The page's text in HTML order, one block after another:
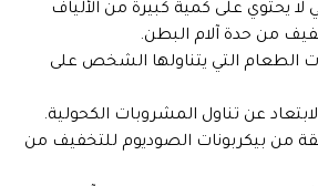
يحتوي على كمية كبيرة من الألياف
من حدة آلام البطن.
الطعام التي يتناولها الشخص على
عن تناول المشروبات الكحولية.
من بيكربونات الصوديوم للتخفيف من